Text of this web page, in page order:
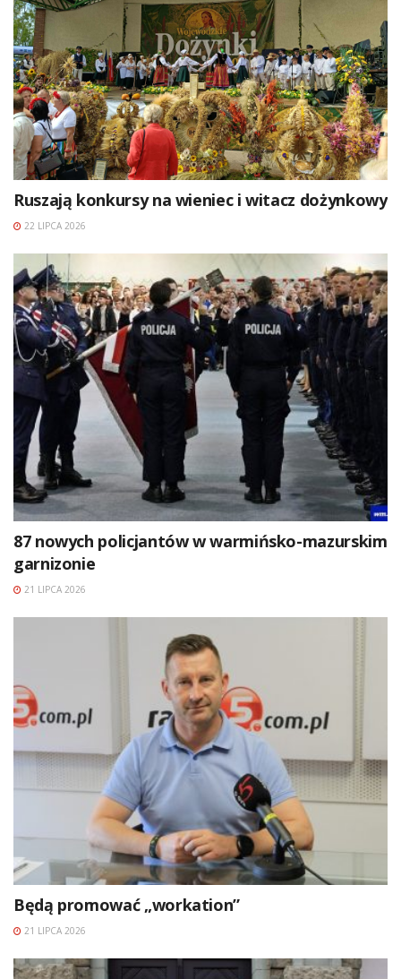
Ruszają konkursy na wieniec i witacz dożynkowy
22 LIPCA 2026
87 nowych policjantów w warmińsko-mazurskim
garnizonie
21 LIPCA 2026
Będą promować „workation”
21 LIPCA 2026